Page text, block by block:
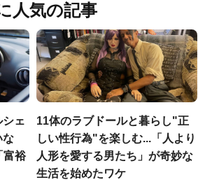
人気の記事
シェ
な
富裕
11体のラブドールと暮らし"正
しい性行為"を楽しむ...「人より
人形を愛する男たち」が奇妙な
生活を始めたワケ